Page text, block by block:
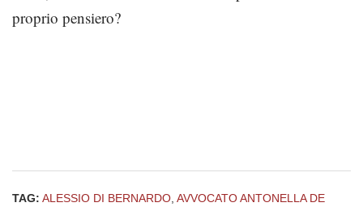
proprio pensiero?
TAG: ALESSIO DI BERNARDO AVVOCATO ANTONELLA DE